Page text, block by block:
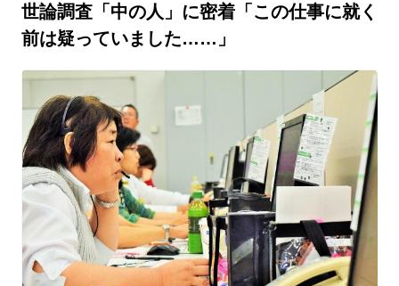
世論調査「中の人」に密着「この仕事に就く
前は疑っていました……」